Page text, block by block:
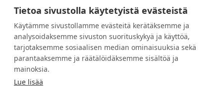
Hinnasto
Blogi
Työpaikat
Meistä
Yhteystiedot
Tietoa sivustolla käytetyistä evästeistä
Käytämme sivustollamme evästeitä kerätäksemme ja
analysoidaksemme sivuston suorituskykyä ja käyttöä,
tarjotaksemme sosiaalisen median ominaisuuksia sekä
parantaaksemme ja räätälöidäksemme sisältöä ja
mainoksia.
Lue lisää